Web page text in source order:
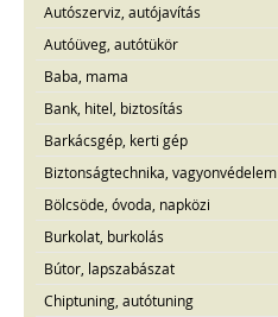
Autószerviz, autójavítás
Autóüveg, autótükör
Baba, mama
Bank, hitel, biztosítás
Barkácsgép, kerti gép
Biztonságtechnika, vagyonvédelem
Bölcsöde, óvoda, napközi
Burkolat, burkolás
Bútor, lapszabászat
Chiptuning, autótuning